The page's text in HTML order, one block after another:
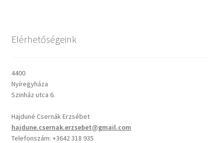
Napi Ige: Evangélikus bibliaolvasó Útmutató
Mindennapi kenyerünk
Elérhetőségeink
4400
Nyíregyháza
Szinház utca 6.
Hajduné Csernák Erzsébet
hajdune.csernak.erzsebet@gmail.com
Telefonszám: +3642 318 935